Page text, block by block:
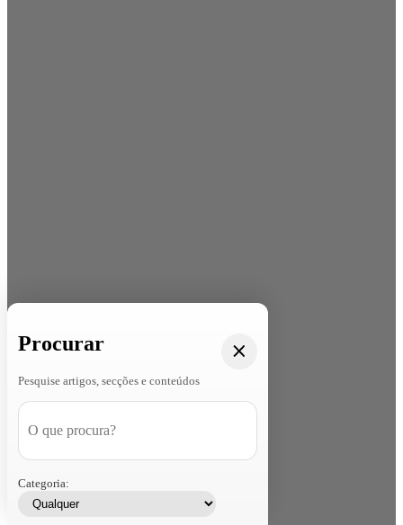
Procurar
Pesquise artigos, secções e conteúdos
Categoria: